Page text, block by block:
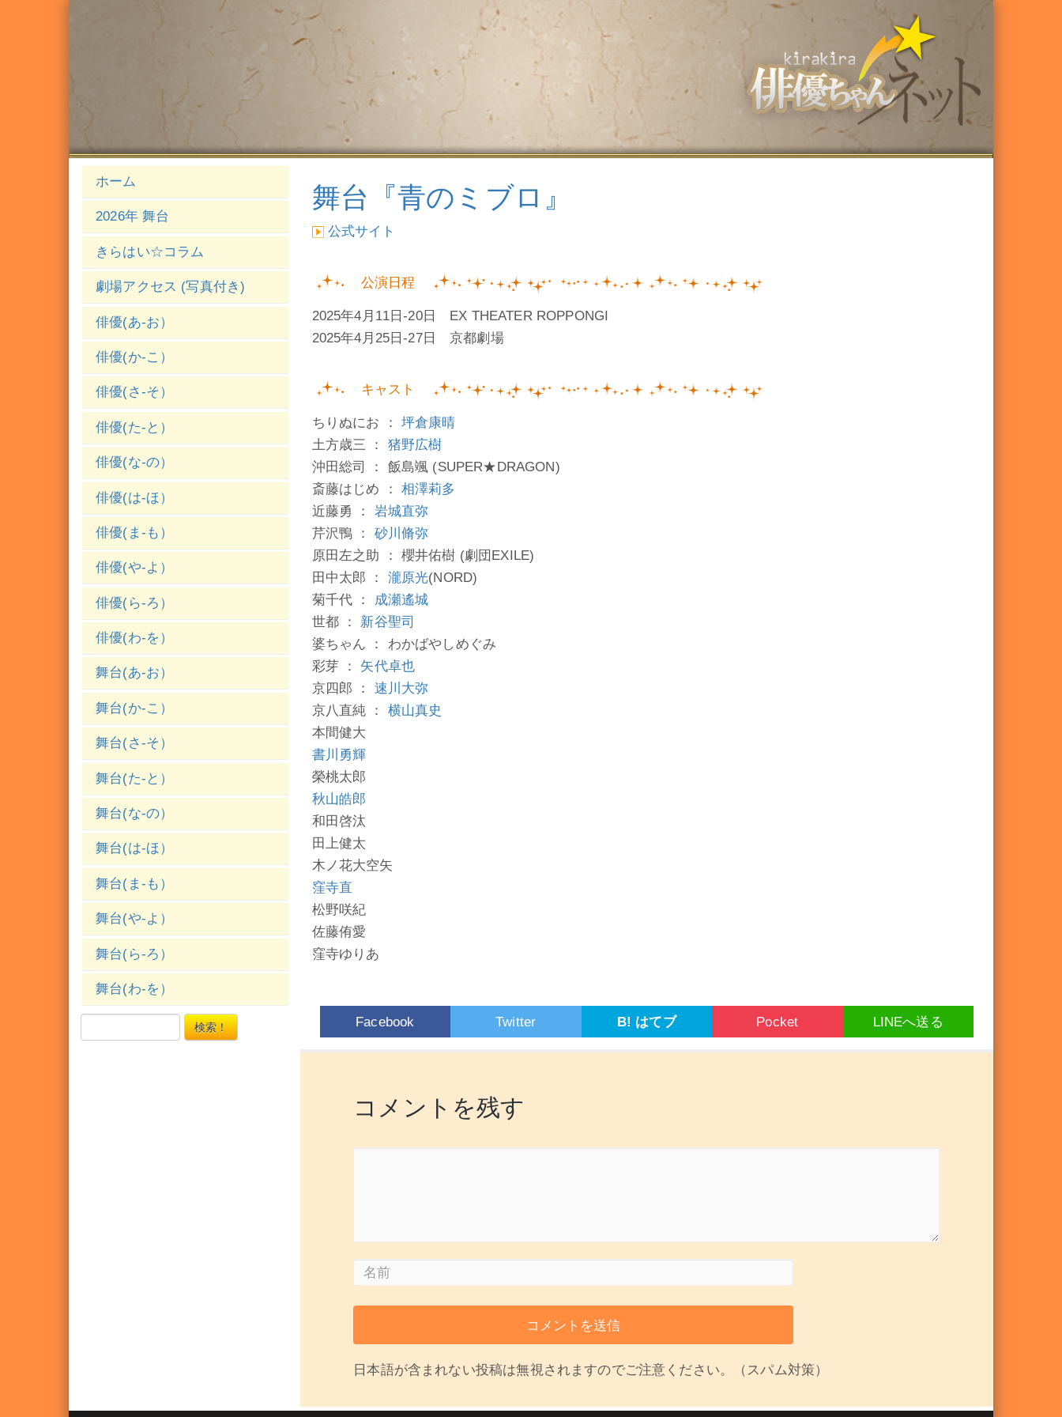
舞台『青のミブロ』
公式サイト
公演日程
2025年4月11日-20日 EX THEATER ROPPONGI
2025年4月25日-27日 京都劇場
キャスト
ちりぬにお ： 坪倉康晴
土方歳三 ： 猪野広樹
沖田総司 ： 飯島颯 (SUPER★DRAGON)
斎藤はじめ ： 相澤莉多
近藤勇 ： 岩城直弥
芹沢鴨 ： 砂川脩弥
原田左之助 ： 櫻井佑樹 (劇団EXILE)
田中太郎 ： 瀧原光(NORD)
菊千代 ： 成瀬遙城
世都 ： 新谷聖司
婆ちゃん ： わかばやしめぐみ
彩芽 ： 矢代卓也
京四郎 ： 速川大弥
京八直純 ： 横山真史
本間健大
書川勇輝
榮桃太郎
秋山皓郎
和田啓汰
田上健太
木ノ花大空矢
窪寺直
松野咲紀
佐藤侑愛
窪寺ゆりあ
Facebook Twitter B! はてブ Pocket LINEへ送る
コメントを残す
日本語が含まれない投稿は無視されますのでご注意ください。（スパム対策）
ホーム
2026年 舞台
きらはい☆コラム
劇場アクセス (写真付き)
俳優(あ-お）
俳優(か-こ）
俳優(さ-そ）
俳優(た-と）
俳優(な-の）
俳優(は-ほ）
俳優(ま-も）
俳優(や-よ）
俳優(ら-ろ）
俳優(わ-を）
舞台(あ-お）
舞台(か-こ）
舞台(さ-そ）
舞台(た-と）
舞台(な-の）
舞台(は-ほ）
舞台(ま-も）
舞台(や-よ）
舞台(ら-ろ）
舞台(わ-を）
検索！